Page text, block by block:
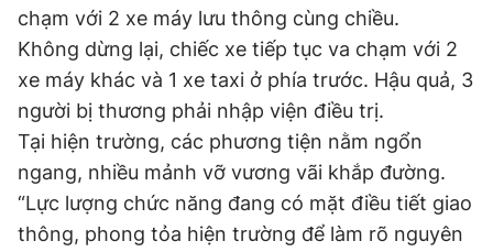
Theo dõi báo trên
Hotline
0906 645 777
Liên hệ quảng cáo
0908 780 404
chạm với 2 xe máy lưu thông cùng chiều.
Không dừng lại, chiếc xe tiếp tục va chạm với 2
xe máy khác và 1 xe taxi ở phía trước. Hậu quả, 3
người bị thương phải nhập viện điều trị.
Tại hiện trường, các phương tiện nằm ngổn
ngang, nhiều mảnh vỡ vương vãi khắp đường.
“Lực lượng chức năng đang có mặt điều tiết giao
thông, phong tỏa hiện trường để làm rõ nguyên